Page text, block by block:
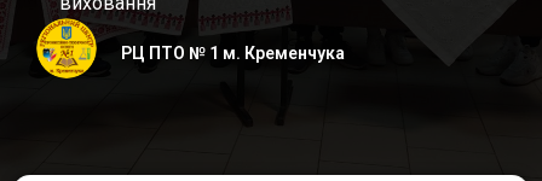
РЦ ПТО № 1 м. Кременчука